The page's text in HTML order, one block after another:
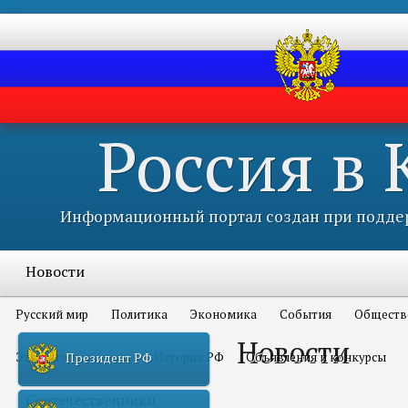
Россия в
Информационный портал создан при
Новости
Русский мир Политика Экономика События
Это интересно всем История РФ Объявления и конкурсы
Соотечественники
Президент РФ Новости